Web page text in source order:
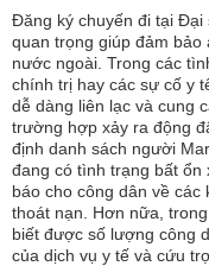
Đăng ký chuyến đi tại
quan trọng giúp đảm
nước ngoài. Trong các
chính trị hay các sự cố y
dễ dàng liên lạc và cung
trường hợp xảy ra động
định danh sách người
đang có tình trạng bất ổn
báo cho công dân về
thoát nạn. Hơn nữa,
biết được số lượng công
của dịch vụ y tế và cứu